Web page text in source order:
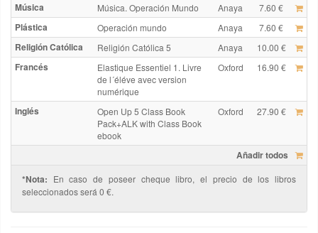
Música Música. Operación Mundo Anaya 7.60 €
Plástica Operación mundo Anaya 7.60 €
Religión Católica Religión Católica 5 Anaya 10.00 €
Francés
Elastique Essentiel 1. Livre
de l´éléve avec version
numérique
Oxford 16.90 €
Inglés
Open Up 5 Class Book
Pack+ALK with Class Book
ebook
Oxford 27.90 €
Añadir todos
*Nota: En caso de poseer cheque libro, el precio de los libros
seleccionados será 0 €.